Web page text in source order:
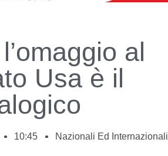
al
Usa è il
10:45 Nazionali Ed Internazionali